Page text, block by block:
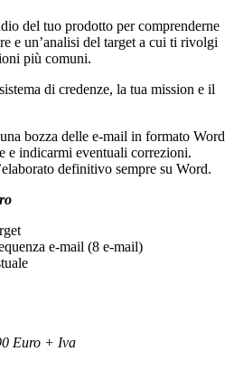
del tuo prodotto per comprenderne
e un’analisi del target a cui ti rivolgi
più comuni.
di credenze, la tua mission e il
bozza delle e-mail in formato Word
e indicarmi eventuali correzioni.
definitivo sempre su Word.
e-mail (8 e-mail)
Euro + Iva